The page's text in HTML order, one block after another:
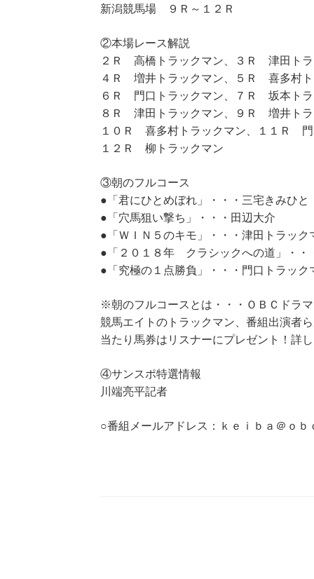
新潟競馬場 ９Ｒ～１２Ｒ
②本場レース解説
２Ｒ 高橋トラックマン、３Ｒ 津田トラ
４Ｒ 増井トラックマン、５Ｒ 喜多村ト
６Ｒ 門口トラックマン、７Ｒ 坂本トラ
８Ｒ 津田トラックマン、９Ｒ 増井トラ
１０Ｒ 喜多村トラックマン、１１Ｒ 門
１２Ｒ 柳トラックマン
③朝のフルコース
●「君にひとめぼれ」・・・三宅きみひと
●「穴馬狙い撃ち」・・・田辺大介
●「ＷＩＮ５のキモ」・・・津田トラック
●「２０１８年 クラシックへの道」・・
●「究極の１点勝負」・・・門口トラック
※朝のフルコースとは・・・ＯＢＣドラ
競馬エイトのトラックマン、番組出演者
当たり馬券はリスナーにプレゼント！詳
④サンスポ特選情報
川端亮平記者
○番組メールアドレス：ｋｅｉｂａ＠ｏｂ